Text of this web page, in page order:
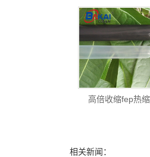
高倍收缩fep热
相关新闻：